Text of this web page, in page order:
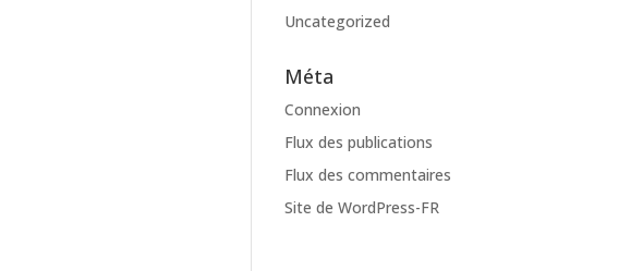
Uncategorized
Méta
Connexion
Flux des publications
Flux des commentaires
Site de WordPress-FR